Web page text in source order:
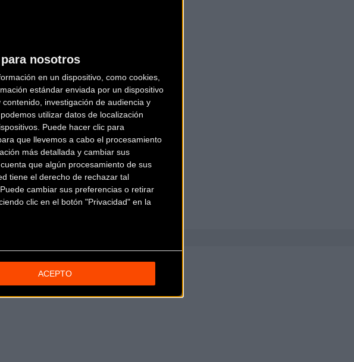
nosotros
en un dispositivo, como cookies,
estándar enviada por un dispositivo
investigación de audiencia y
utilizar datos de localización
Puede hacer clic para
que llevemos a cabo el procesamiento
más detallada y cambiar sus
que algún procesamiento de sus
tiene el derecho de rechazar tal
cambiar sus preferencias o retirar
clic en el botón "Privacidad" en la
ACEPTO